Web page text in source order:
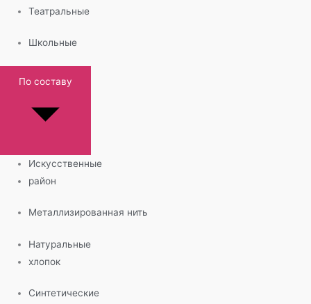
Театральные
Школьные
По составу
Искусственные
район
Металлизированная нить
Натуральные
хлопок
Синтетические